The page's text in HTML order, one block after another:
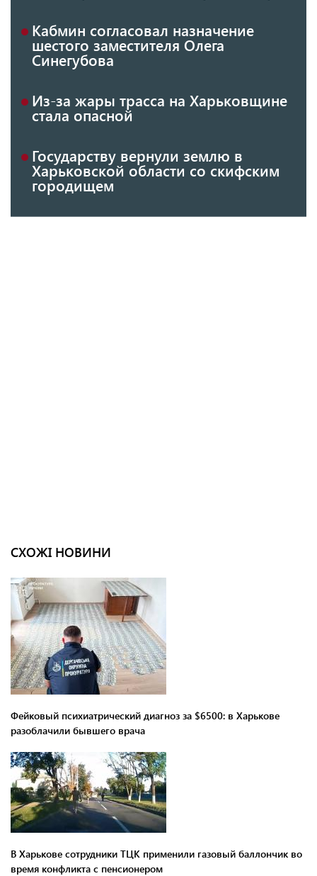
Кабмин согласовал назначение
шестого заместителя Олега
Синегубова
Из-за жары трасса на Харьковщине
стала опасной
Государству вернули землю в
Харьковской области со скифским
городищем
СХОЖІ НОВИНИ
Фейковый психиатрический диагноз за $6500: в Харькове
разоблачили бывшего врача
В Харькове сотрудники ТЦК применили газовый баллончик во
время конфликта с пенсионером